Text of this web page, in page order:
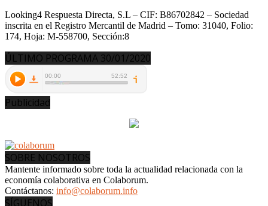
Looking4 Respuesta Directa, S.L – CIF: B86702842 – Sociedad
inscrita en el Registro Mercantil de Madrid – Tomo: 31040, Folio:
174, Hoja: M-558700, Sección:8
ÚLTIMO PROGRAMA 30/01/2020
Publicidad
SOBRE NOSOTROS
Mantente informado sobre toda la actualidad relacionada con la
economía colaborativa en Colaborum.
Contáctanos: info@colaborum.info
SÍGUENOS